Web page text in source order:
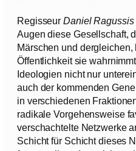
Regisseur Daniel Ragussis
Augen diese Gesellschaft,
Märschen und
Öffentlichkeit sie
Ideologien nicht nur
auch der kommenden
in verschiedenen
radikale Vorgehensweise
verschachtelte Netzwerke
Schicht für Schicht dieses